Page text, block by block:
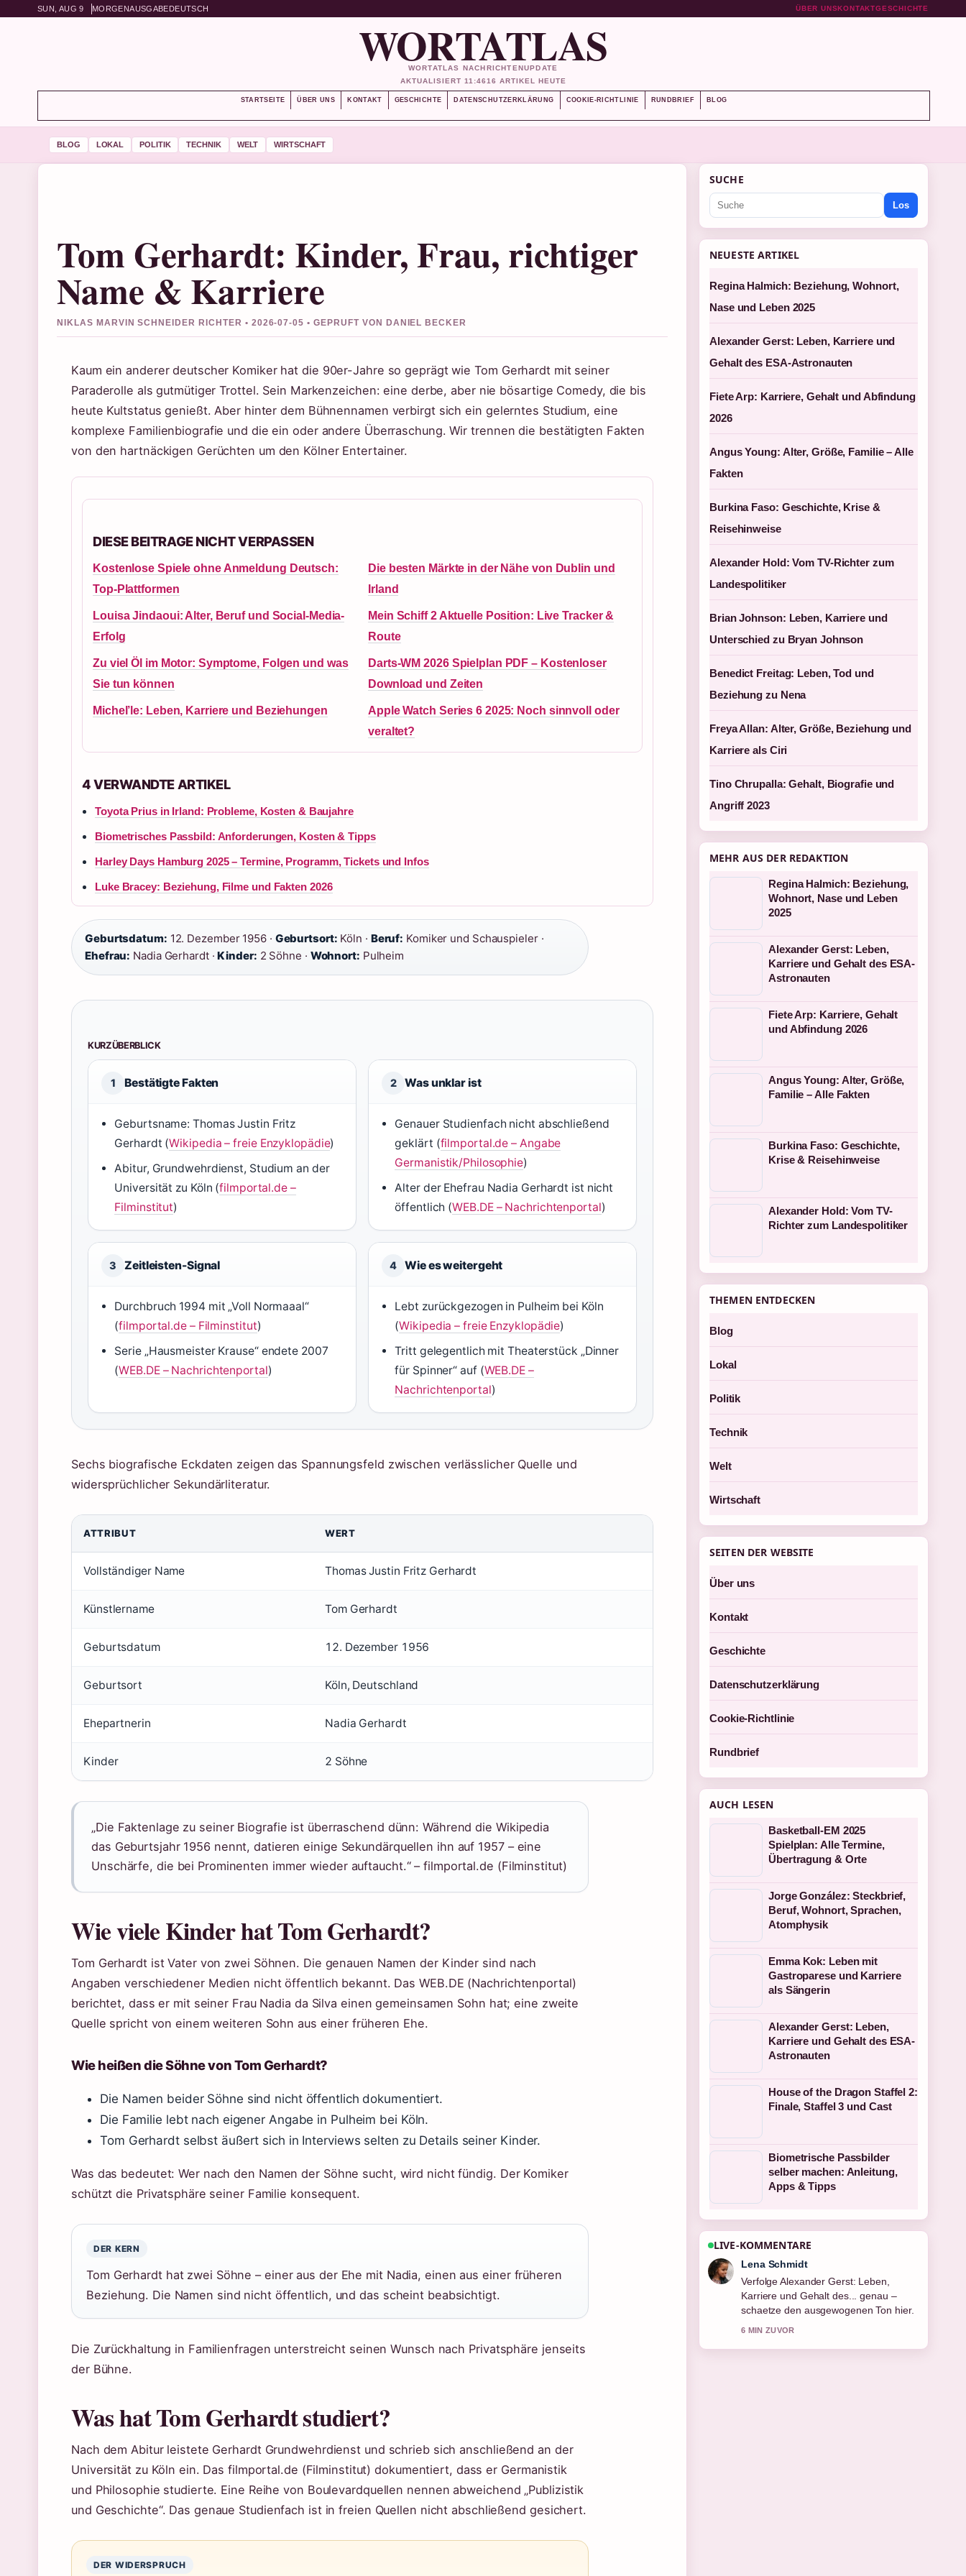
SUN, AUG 9 MORGENAUSGABEDEUTSCH ÜBER UNSKONTAKTGESCHICHTE
WORTATLAS
WORTATLAS NACHRICHTENUPDATE
AKTUALISIERT 11:4616 ARTIKEL HEUTE
STARTSEITE ÜBER UNS KONTAKT GESCHICHTE DATENSCHUTZERKLÄRUNG COOKIE-RICHTLINIE RUNDBRIEF BLOG
BLOG LOKAL POLITIK TECHNIK WELT WIRTSCHAFT
Tom Gerhardt: Kinder, Frau, richtiger
Name & Karriere
NIKLAS MARVIN SCHNEIDER RICHTER • 2026-07-05 • GEPRUFT VON DANIEL BECKER
Kaum ein anderer deutscher Komiker hat die 90er-Jahre so geprägt wie Tom Gerhardt mit seiner
Paraderolle als gutmütiger Trottel. Sein Markenzeichen: eine derbe, aber nie bösartige Comedy, die bis
heute Kultstatus genießt. Aber hinter dem Bühnennamen verbirgt sich ein gelerntes Studium, eine
komplexe Familienbiografie und die ein oder andere Überraschung. Wir trennen die bestätigten Fakten
von den hartnäckigen Gerüchten um den Kölner Entertainer.
DIESE BEITRAGE NICHT VERPASSEN
Kostenlose Spiele ohne Anmeldung Deutsch:
Top-Plattformen
Die besten Märkte in der Nähe von Dublin und
Irland
Louisa Jindaoui: Alter, Beruf und Social-Media-
Erfolg
Mein Schiff 2 Aktuelle Position: Live Tracker &
Route
Zu viel Öl im Motor: Symptome, Folgen und was
Sie tun können
Darts-WM 2026 Spielplan PDF – Kostenloser
Download und Zeiten
Michel’le: Leben, Karriere und Beziehungen
Apple Watch Series 6 2025: Noch sinnvoll oder
veraltet?
4 VERWANDTE ARTIKEL
Toyota Prius in Irland: Probleme, Kosten & Baujahre
Biometrisches Passbild: Anforderungen, Kosten & Tipps
Harley Days Hamburg 2025 – Termine, Programm, Tickets und Infos
Luke Bracey: Beziehung, Filme und Fakten 2026
Geburtsdatum: 12. Dezember 1956 · Geburtsort: Köln · Beruf: Komiker und Schauspieler ·
Ehefrau: Nadia Gerhardt ·Kinder: 2 Söhne · Wohnort: Pulheim
KURZÜBERBLICK
1 Bestätigte Fakten
Geburtsname: Thomas Justin Fritz
Gerhardt (Wikipedia – freie Enzyklopädie)
Abitur, Grundwehrdienst, Studium an der
Universität zu Köln (filmportal.de –
Filminstitut)
2 Was unklar ist
Genauer Studienfach nicht abschließend
geklärt (filmportal.de – Angabe
Germanistik/Philosophie)
Alter der Ehefrau Nadia Gerhardt ist nicht
öffentlich (WEB.DE – Nachrichtenportal)
3 Zeitleisten-Signal
Durchbruch 1994 mit „Voll Normaaal“
(filmportal.de – Filminstitut)
Serie „Hausmeister Krause“ endete 2007
(WEB.DE – Nachrichtenportal)
4 Wie es weitergeht
Lebt zurückgezogen in Pulheim bei Köln
(Wikipedia – freie Enzyklopädie)
Tritt gelegentlich mit Theaterstück „Dinner
für Spinner“ auf (WEB.DE –
Nachrichtenportal)
Sechs biografische Eckdaten zeigen das Spannungsfeld zwischen verlässlicher Quelle und
widersprüchlicher Sekundärliteratur.
ATTRIBUT WERT
Vollständiger Name Thomas Justin Fritz Gerhardt
Künstlername Tom Gerhardt
Geburtsdatum 12. Dezember 1956
Geburtsort Köln, Deutschland
Ehepartnerin Nadia Gerhardt
Kinder 2 Söhne
„Die Faktenlage zu seiner Biografie ist überraschend dünn: Während die Wikipedia
das Geburtsjahr 1956 nennt, datieren einige Sekundärquellen ihn auf 1957 – eine
Unschärfe, die bei Prominenten immer wieder auftaucht.“ – filmportal.de (Filminstitut)
Wie viele Kinder hat Tom Gerhardt?
Tom Gerhardt ist Vater von zwei Söhnen. Die genauen Namen der Kinder sind nach
Angaben verschiedener Medien nicht öffentlich bekannt. Das WEB.DE (Nachrichtenportal)
berichtet, dass er mit seiner Frau Nadia da Silva einen gemeinsamen Sohn hat; eine zweite
Quelle spricht von einem weiteren Sohn aus einer früheren Ehe.
Wie heißen die Söhne von Tom Gerhardt?
Die Namen beider Söhne sind nicht öffentlich dokumentiert.
Die Familie lebt nach eigener Angabe in Pulheim bei Köln.
Tom Gerhardt selbst äußert sich in Interviews selten zu Details seiner Kinder.
Was das bedeutet: Wer nach den Namen der Söhne sucht, wird nicht fündig. Der Komiker
schützt die Privatsphäre seiner Familie konsequent.
DER KERN
Tom Gerhardt hat zwei Söhne – einer aus der Ehe mit Nadia, einen aus einer früheren
Beziehung. Die Namen sind nicht öffentlich, und das scheint beabsichtigt.
Die Zurückhaltung in Familienfragen unterstreicht seinen Wunsch nach Privatsphäre jenseits
der Bühne.
Was hat Tom Gerhardt studiert?
Nach dem Abitur leistete Gerhardt Grundwehrdienst und schrieb sich anschließend an der
Universität zu Köln ein. Das filmportal.de (Filminstitut) dokumentiert, dass er Germanistik
und Philosophie studierte. Eine Reihe von Boulevardquellen nennen abweichend „Publizistik
und Geschichte“. Das genaue Studienfach ist in freien Quellen nicht abschließend gesichert.
DER WIDERSPRUCH
SUCHE
Los
NEUESTE ARTIKEL
Regina Halmich: Beziehung, Wohnort,
Nase und Leben 2025
Alexander Gerst: Leben, Karriere und
Gehalt des ESA-Astronauten
Fiete Arp: Karriere, Gehalt und Abfindung
2026
Angus Young: Alter, Größe, Familie – Alle
Fakten
Burkina Faso: Geschichte, Krise &
Reisehinweise
Alexander Hold: Vom TV-Richter zum
Landespolitiker
Brian Johnson: Leben, Karriere und
Unterschied zu Bryan Johnson
Benedict Freitag: Leben, Tod und
Beziehung zu Nena
Freya Allan: Alter, Größe, Beziehung und
Karriere als Ciri
Tino Chrupalla: Gehalt, Biografie und
Angriff 2023
MEHR AUS DER REDAKTION
Regina Halmich: Beziehung,
Wohnort, Nase und Leben
2025
Alexander Gerst: Leben,
Karriere und Gehalt des ESA-
Astronauten
Fiete Arp: Karriere, Gehalt
und Abfindung 2026
Angus Young: Alter, Größe,
Familie – Alle Fakten
Burkina Faso: Geschichte,
Krise & Reisehinweise
Alexander Hold: Vom TV-
Richter zum Landespolitiker
THEMEN ENTDECKEN
Blog
Lokal
Politik
Technik
Welt
Wirtschaft
SEITEN DER WEBSITE
Über uns
Kontakt
Geschichte
Datenschutzerklärung
Cookie-Richtlinie
Rundbrief
AUCH LESEN
Basketball-EM 2025
Spielplan: Alle Termine,
Übertragung & Orte
Jorge González: Steckbrief,
Beruf, Wohnort, Sprachen,
Atomphysik
Emma Kok: Leben mit
Gastroparese und Karriere
als Sängerin
Alexander Gerst: Leben,
Karriere und Gehalt des ESA-
Astronauten
House of the Dragon Staffel 2:
Finale, Staffel 3 und Cast
Biometrische Passbilder
selber machen: Anleitung,
Apps & Tipps
LIVE-KOMMENTARE
Felix Meyer
Hilfreicher Kontext zu Fiete Arp:
Karriere, Gehalt und Abfindung 2026.
Bitte haltet diesen Liveticker aktuell.
8 MIN ZUVOR